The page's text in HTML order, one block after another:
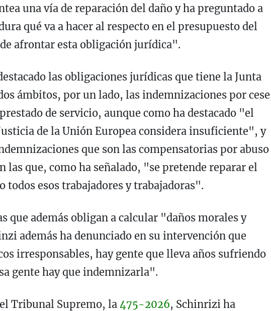
una vía de reparación del daño y ha preguntado a
qué va a hacer al respecto en el presupuesto del
afrontar esta obligación jurídica".
las obligaciones jurídicas que tiene la Junta
ámbitos, por un lado, las indemnizaciones por cese
de servicio, aunque como ha destacado "el
de la Unión Europea considera insuficiente", y
que son las compensatorias por abuso
las que, como ha señalado, "se pretende reparar el
todos esos trabajadores y trabajadoras".
que además obligan a calcular "daños morales y
además ha denunciado en su intervención que
irresponsables, hay gente que lleva años sufriendo
gente hay que indemnizarla".
Tribunal Supremo, la 475-2026, Schinrizi ha